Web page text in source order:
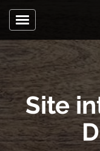
Toggle
navigation
Accueil
L’agence
Expertise
Sites internet
Site